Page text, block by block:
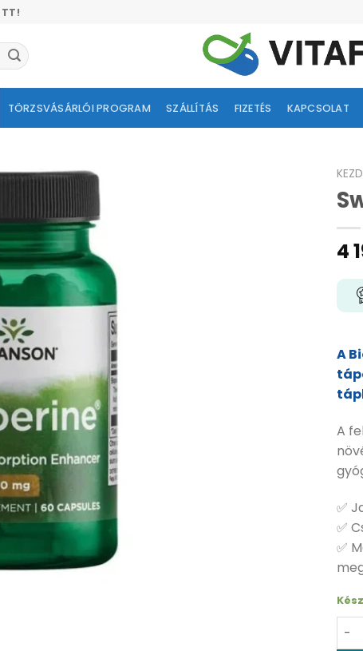
TÖRZSVÁSÁRLÓI PROGRAM SZÁLLÍTÁS FIZETÉS KAPCSOLAT
4
A
A
✅
✅
✅